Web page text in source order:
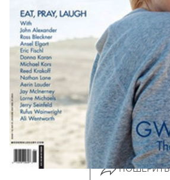
ПОШЕРИТЬ